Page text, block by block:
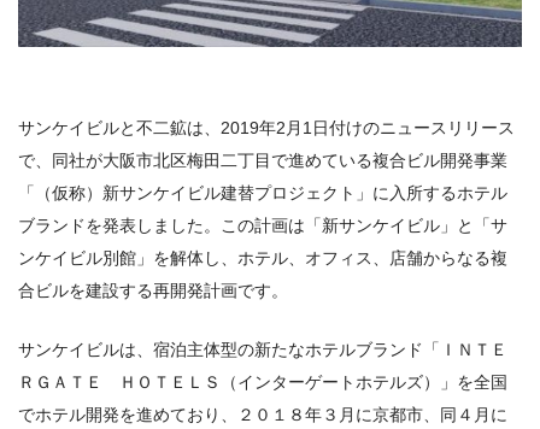
サンケイビルと不二鉱は、2019年2月1日付けのニュースリリース
で、同社が大阪市北区梅田二丁目で進めている複合ビル開発事業
「（仮称）新サンケイビル建替プロジェクト」に入所するホテル
ブランドを発表しました。この計画は「新サンケイビル」と「サ
ンケイビル別館」を解体し、ホテル、オフィス、店舗からなる複
合ビルを建設する再開発計画です。
サンケイビルは、宿泊主体型の新たなホテルブランド「ＩＮＴＥ
ＲＧＡＴＥ ＨＯＴＥＬＳ（インターゲートホテルズ）」を全国
でホテル開発を進めており、２０１８年３月に京都市、同４月に